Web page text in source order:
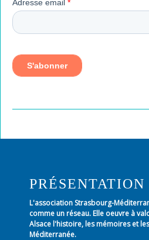
PRÉSENTATION
L'association Strasbourg-
comme un réseau. Elle oeuvre à
Alsace l'histoire, les mémoires et
Méditerranée.